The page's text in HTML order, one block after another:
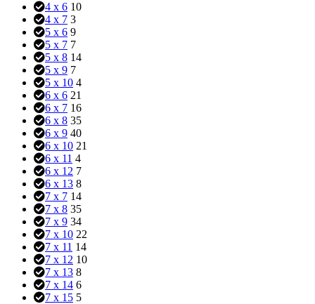
4 x 6 10
4 x 7 3
5 x 6 9
5 x 7 7
5 x 8 14
5 x 9 7
5 x 10 4
6 x 6 21
6 x 7 16
6 x 8 35
6 x 9 40
6 x 10 21
6 x 11 4
6 x 12 7
6 x 13 8
7 x 7 14
7 x 8 35
7 x 9 34
7 x 10 22
7 x 11 14
7 x 12 10
7 x 13 8
7 x 14 6
7 x 15 5